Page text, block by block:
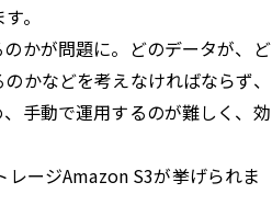
。
かが問題に。どのデータが、ど
かなどを考えなければならず、
手動で運用するのが難しく、効
ージAmazon S3が挙げられま